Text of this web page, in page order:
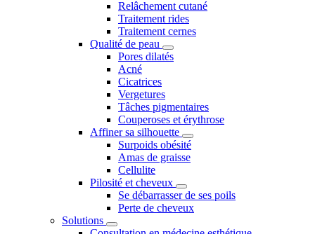
Relâchement cutané
Traitement rides
Traitement cernes
Qualité de peau
Pores dilatés
Acné
Cicatrices
Vergetures
Tâches pigmentaires
Couperoses et érythrose
Affiner sa silhouette
Surpoids obésité
Amas de graisse
Cellulite
Pilosité et cheveux
Se débarrasser de ses poils
Perte de cheveux
Solutions